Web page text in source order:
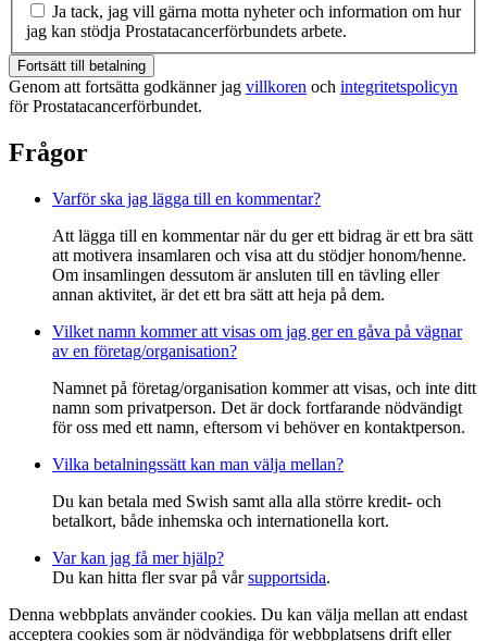
Ja tack, jag vill gärna motta nyheter och information om hur
jag kan stödja Prostatacancerförbundets arbete.
Fortsätt till betalning
Genom att fortsätta godkänner jag villkoren och integritetspolicyn
för Prostatacancerförbundet.
Frågor
Varför ska jag lägga till en kommentar?
Att lägga till en kommentar när du ger ett bidrag är ett bra sätt
att motivera insamlaren och visa att du stödjer honom/henne.
Om insamlingen dessutom är ansluten till en tävling eller
annan aktivitet, är det ett bra sätt att heja på dem.
Vilket namn kommer att visas om jag ger en gåva på vägnar
av en företag/organisation?
Namnet på företag/organisation kommer att visas, och inte ditt
namn som privatperson. Det är dock fortfarande nödvändigt
för oss med ett namn, eftersom vi behöver en kontaktperson.
Vilka betalningssätt kan man välja mellan?
Du kan betala med Swish samt alla alla större kredit- och
betalkort, både inhemska och internationella kort.
Var kan jag få mer hjälp?
Du kan hitta fler svar på vårsupportsida.
Denna webbplats använder cookies. Du kan välja mellan att endast
acceptera cookies som är nödvändiga för webbplatsens drift eller